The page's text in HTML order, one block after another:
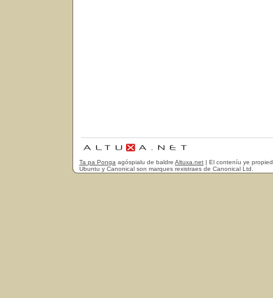
Ta pa Ponga agóspialu de baldre Altuxa.net | El conteníu ye
Ubuntu y Canonical son marques rexistraes de Canonical Ltd.